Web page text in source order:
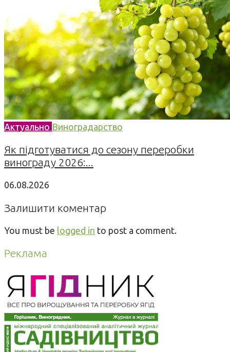
Актуально Виноградарство
Як підготуватися до сезону переробки
винограду 2026:...
06.08.2026
Залишити коментар
You must be logged in to post a comment.
Реклама